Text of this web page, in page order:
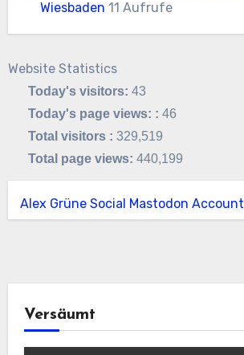
Wiesbaden 11 Aufrufe
Website Statistics
Today's visitors:43
Today's page views: :46
Total visitors :329,519
Total page views:440,199
Alex Grüne Social Mastodon Account
Versäumt